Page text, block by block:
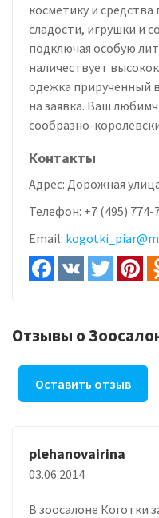
косметику и
сладости, игрушки и
подключая особую
наличествует
одежка прирученный
на заявка. Ваш
сообразно-
Контакты
Адрес: Дорожная
Телефон: +7 (495) 774-
Email:
Отзывы о
Оставить отзыв
plehanovairina
03.06.2014
В зоосалоне Коготки